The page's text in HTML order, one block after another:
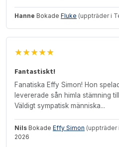
Hanne Bokade Fluke (uppträder i
★★★★★
Fantastiskt!
Fanatiska Effy Simon! Hon
levererade sån himla stämning
Väldigt sympatisk människa...
Nils Bokade Effy Simon (uppträder
2026